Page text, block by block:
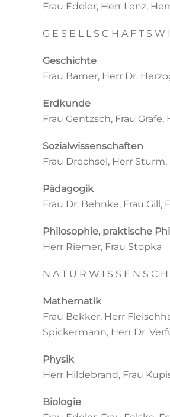
Frau Edeler, Herr Lenz,
G E S E L L S C H A F T S W
Geschichte
Frau Barner, Herr Dr.
Erdkunde
Frau Gentzsch, Frau
Sozialwissenschaften
Frau Drechsel, Herr
Pädagogik
Frau Dr. Behnke, Frau
Philosophie, praktische
Herr Riemer, Frau Stopka
N A T U R W I S S E N S C
Mathematik
Frau Bekker, Herr
Spickermann, Herr Dr.
Physik
Herr Hildebrand, Frau
Biologie